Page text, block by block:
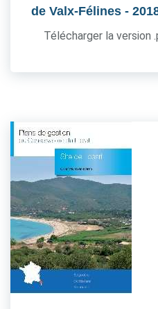
de Valx-Félines -
Télécharger la version